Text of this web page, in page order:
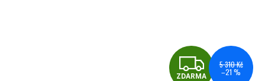
ZDARMA
5 310 Kč
–21 %